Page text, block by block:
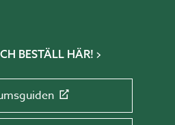
BESTÄLL HÄR!